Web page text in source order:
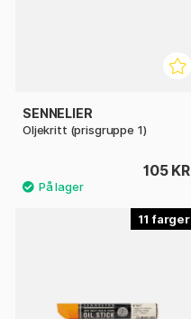
SENNELIER
Oljekritt (prisgruppe 1)
105 KR
11